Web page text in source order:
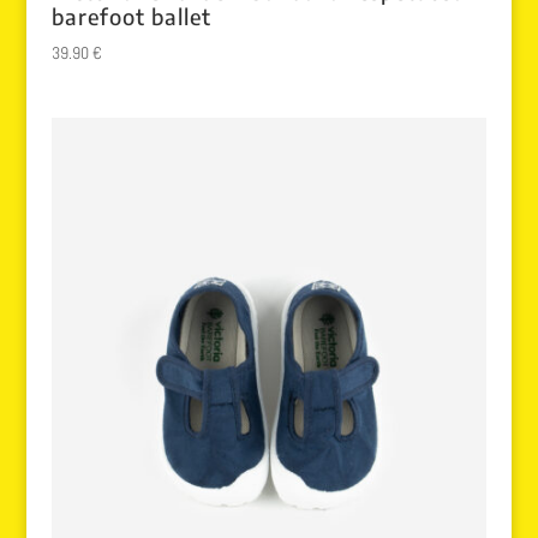
barefoot ballet
39.90€